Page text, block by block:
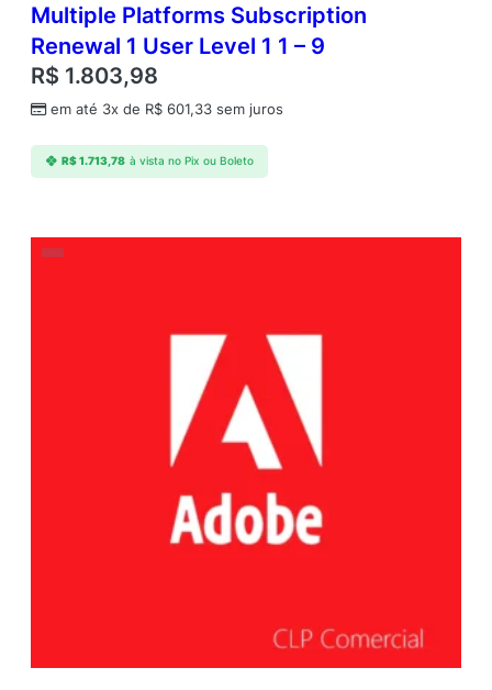
Multiple Platforms Subscription
Renewal 1 User Level 1 1 – 9
R$ 1.803,98
em até 3x de R$ 601,33 sem juros
R$1.713,78 à vista no Pix ou Boleto